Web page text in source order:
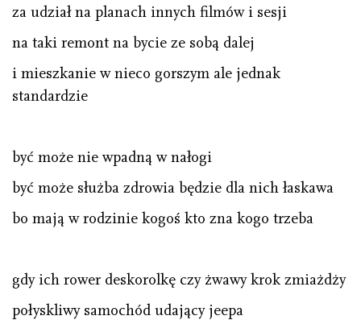
za udział na planach innych filmów i sesji
na taki remont na bycie ze sobą dalej
i mieszkanie w nieco gorszym ale jednak
standardzie
być może nie wpadną w nałogi
być może służba zdrowia będzie dla nich łaskawa
bo mają w rodzinie kogoś kto zna kogo trzeba
gdy ich rower deskorolkę czy żwawy krok zmiażdży
połyskliwy samochód udający jeepa